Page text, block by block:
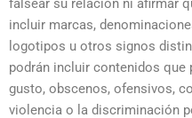
incluir marcas,
logotipos u otros signos
podrán incluir contenidos que
gusto, obscenos, ofensivos,
violencia o la discriminación